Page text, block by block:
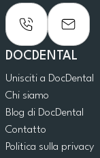
DOCDENTAL
Unisciti a DocDental
Chi siamo
Blog di DocDental
Contatto
Politica sulla privacy